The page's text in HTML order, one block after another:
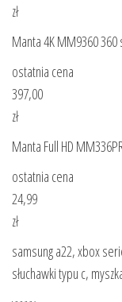
zł
Manta 4K MM9360 360
ostatnia cena
397,00
zł
Manta Full HD
ostatnia cena
24,99
zł
samsung a22, xbox
słuchawki typu c,